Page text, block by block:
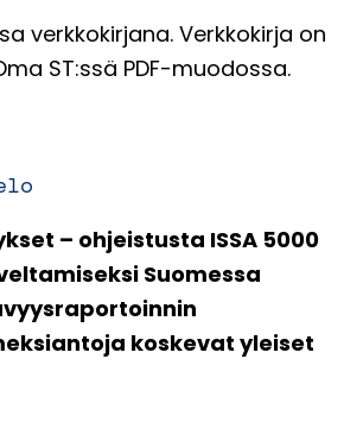
verkkokirjana. Verkkokirja on
ST:ssä PDF-muodossa.
– ohjeistusta ISSA 5000
Suomessa
koskevat yleiset